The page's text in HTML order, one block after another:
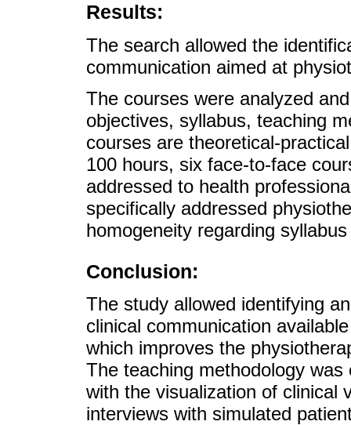
Results:
The search allowed the
communication aimed at
The courses were analyzed
objectives, syllabus, teaching
courses are theoretical-
100 hours, six face-to-face
addressed to health
specifically addressed
homogeneity regarding
Conclusion:
The study allowed identifying
clinical communication
which improves the
The teaching methodology
with the visualization of clinical
interviews with simulated